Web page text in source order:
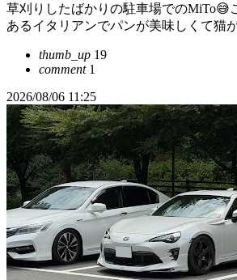
草刈りしたばかりの駐車場での
あるイタリアンでパンが美味しくて猫
thumb_up 19
comment1
2026/08/06 11:25